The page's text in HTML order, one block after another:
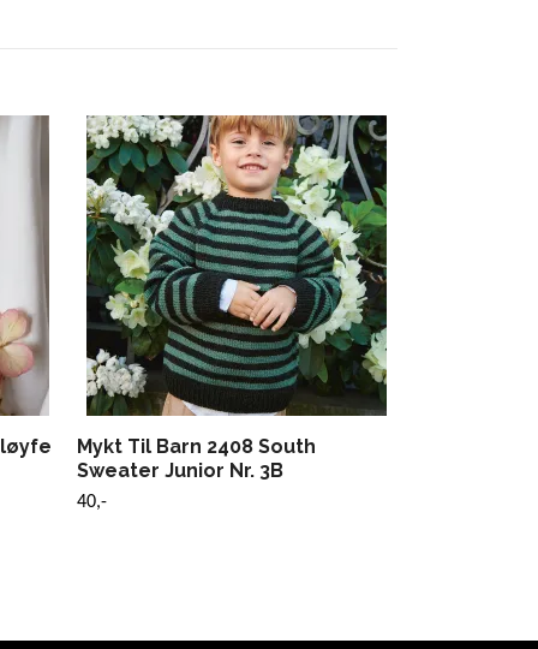
Mykt Til Barn 2408 South
Sweater Junior Nr. 3B
40,-